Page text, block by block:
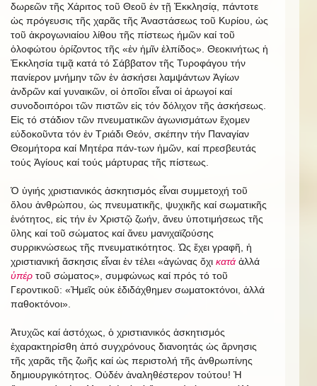
δωρεῶν τῆς Χάριτος τοῦ Θεοῦ ἐν τῇ Ἐκκλησίᾳ, πάντοτε
ὡς πρόγευσις τῆς χαρᾶς τῆς Ἀναστάσεως τοῦ Κυρίου, ὡς
τοῦ ἀκρογωνιαίου λίθου τῆς πίστεως ἡμῶν καί τοῦ
ὁλοφώτου ὁρίζοντος τῆς «ἐν ἡμῖν ἐλπίδος». Θεοκινήτως ἡ
Ἐκκλησία τιμᾷ κατά τό Σάββατον τῆς Τυροφάγου τήν
πανίερον μνήμην τῶν ἐν ἀσκήσει λαμψάντων Ἁγίων
ἀνδρῶν καί γυναικῶν, οἱ ὁποῖοι εἶναι οἱ ἀρωγοί καί
συνοδοιπόροι τῶν πιστῶν εἰς τόν δόλιχον τῆς ἀσκήσεως.
Εἰς τό στάδιον τῶν πνευματικῶν ἀγωνισμάτων ἔχομεν
εὐδοκοῦντα τόν ἐν Τριάδι Θεόν, σκέπην τήν Παναγίαν
Θεομήτορα καί Μητέρα πάν-των ἡμῶν, καί πρεσβευτάς
τούς Ἁγίους καί τούς μάρτυρας τῆς πίστεως.
Ὁ ὑγιής χριστιανικός ἀσκητισμός εἶναι συμμετοχή τοῦ
ὅλου ἀνθρώπου, ὡς πνευματικῆς, ψυχικῆς καί σωματικῆς
ἑνότητος, εἰς τήν ἐν Χριστῷ ζωήν, ἄνευ ὑποτιμήσεως τῆς
ὕλης καί τοῦ σώματος καί ἄνευ μανιχαϊζούσης
συρρικνώσεως τῆς πνευματικότητος. Ὡς ἔχει γραφῆ, ἡ
χριστιανική ἄσκησις εἶναι ἐν τέλει «ἀγώνας ὄχι κατά ἀλλά
ὑπέρ τοῦ σώματος», συμφώνως καί πρός τό τοῦ
Γεροντικοῦ: «Ἡμεῖς οὐκ ἐδιδάχθημεν σωματοκτόνοι, ἀλλά
παθοκτόνοι».
Ἀτυχῶς καί ἀστόχως, ὁ χριστιανικός ἀσκητισμός
ἐχαρακτηρίσθη ἀπό συγχρόνους διανοητάς ὡς ἄρνησις
τῆς χαρᾶς τῆς ζωῆς καί ὡς περιστολή τῆς ἀνθρωπίνης
δημιουργικότητος. Οὐδέν ἀναληθέστερον τούτου! Ἡ